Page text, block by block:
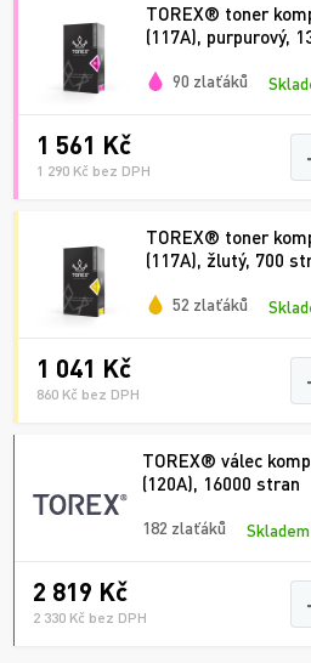
TOREX® toner
(117A), purpurový,
90 zlaťáků
1 561 Kč
1 290 Kč bez DPH
TOREX® toner
(117A), žlutý, 700
52 zlaťáků
1 041 Kč
860 Kč bez DPH
TOREX® válec
(120A), 16000 stran
182 zlaťáků
2 819 Kč
2 330 Kč bez DPH